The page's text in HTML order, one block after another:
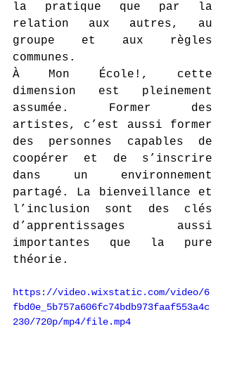
la pratique que par la
relation aux autres, au
groupe et aux règles
communes.
À Mon École!, cette
dimension est pleinement
assumée. Former des
artistes, c’est aussi former
des personnes capables de
coopérer et de s’inscrire
dans un environnement
partagé. La bienveillance et
l’inclusion sont des clés
d’apprentissages aussi
importantes que la pure
théorie.
https://video.wixstatic.com/video/6
fbd0e_5b757a606fc74bdb973faaf553a4c
230/720p/mp4/file.mp4